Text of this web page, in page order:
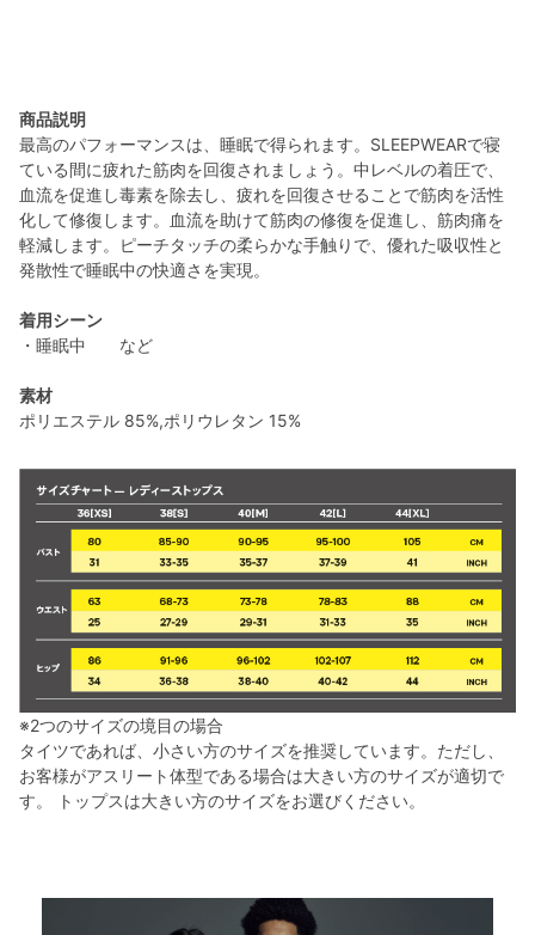
商品説明
最高のパフォーマンスは、睡眠で得られます。SLEEPWEARで寝
ている間に疲れた筋肉を回復されましょう。中レベルの着圧で、
血流を促進し毒素を除去し、疲れを回復させることで筋肉を活性
化して修復します。血流を助けて筋肉の修復を促進し、筋肉痛を
軽減します。ピーチタッチの柔らかな手触りで、優れた吸収性と
発散性で睡眠中の快適さを実現。
着用シーン
・睡眠中 など
素材
ポリエステル 85%,ポリウレタン 15%
※2つのサイズの境目の場合
タイツであれば、小さい方のサイズを推奨しています。ただし、
お客様がアスリート体型である場合は大きい方のサイズが適切で
す。 トップスは大きい方のサイズをお選びください。